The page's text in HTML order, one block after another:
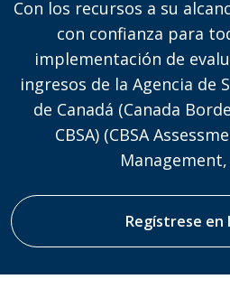
Con los recursos a su
con confianza para
implementación de
ingresos de la Agencia de
de Canadá (Canada
CBSA) (CBSA
Management,
Regístrese en